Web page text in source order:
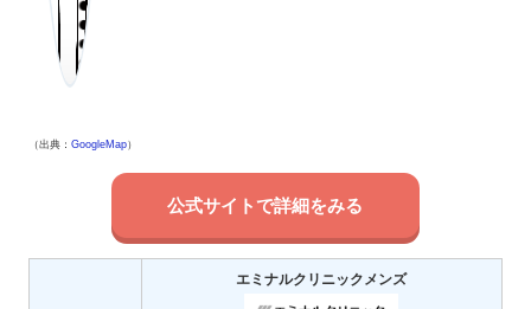
（出典： GoogleMap）
公式サイトで詳細をみる
エミナルクリニックメンズ